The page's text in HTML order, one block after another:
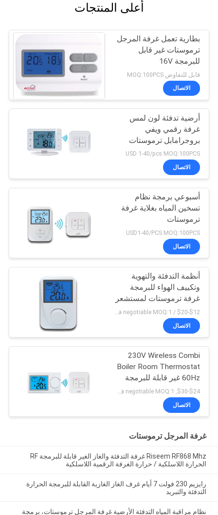
أعلى المنتجات
بطارية تعمل غرفة المرجل
ترموستات غير قابل
للبرمجة 16V
قابل للتفاوض MOQ:100PCS
الاتصال
أرضية تدفئة لون لمس
غرفة رقمي ويفي
بروجرامابل ترموستات
USD 1-40/pcs MOQ:100PCS
الاتصال
أسبوعي برمجة نظام
تسخين المياه بغلاية غرفة
ترموستات
USD1-40/PCS MOQ:100PCS
الاتصال
أنظمة التدفئة والتهوية
وتكييف الهواء للبرمجة
غرفة ترموستات لمستشعر
NTC المرجل كومبي
الاتصال
230V Wireless Combi
Boiler Room Thermostat
60Hz غير قابلة للبرمجة
الاتصال
غرفة المرجل ترموستات
Riseem RF868 Mhz غرفة التدفئة والغاز الغير قابلة للبرمجة RF
الحرارة اللاسلكية / حرارة الغرفة الرقمية اللاسلكية
رايزيم 230 فولت 7 أيام غرف الغاز الغازية القابلة للبرمجة الحرارة
التدفئة والتبريد
نظام مراقبة المياه التدفئة الأرضية غرفة المرجل ترموستات، برمجة